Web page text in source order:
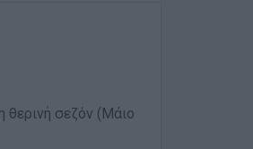
θερινή σεζόν (Μάιο